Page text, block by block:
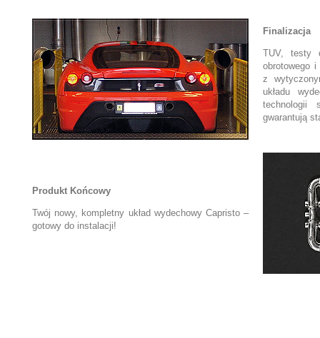
Finalizacja
TUV, testy
obrotowego
z
układu
technologii
gwarantują
Produkt Końcowy
Twój nowy, kompletny układ wydechowy Capristo –
gotowy do instalacji!